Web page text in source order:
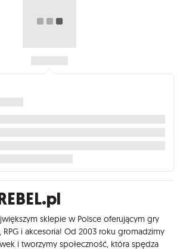
sklepie w Polsce oferującym gry
RPG i akcesoria! Od 2003 roku gromadzimy
i tworzymy społeczność, która spędza